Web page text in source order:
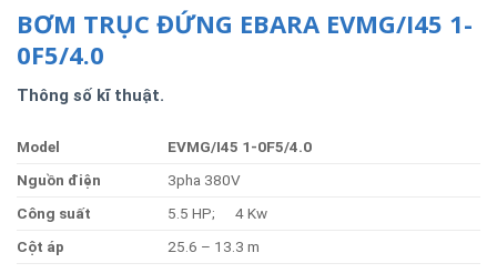
BƠM TRỤC ĐỨNG EBARA EVMG/I45 1-
0F5/4.0
Thông số kĩ thuật.
Model
EVMG/I45 1-0F5/4.0
Nguồn điện
3pha 380V
Công suất
5.5 HP; 4 Kw
Cột áp
25.6 – 13.3 m